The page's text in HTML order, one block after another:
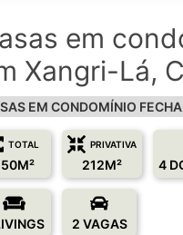
em
Xangri-Lá,
EM CONDOMÍNIO
TOTAL PRIVATIVA
212M² 4
2 VAGAS